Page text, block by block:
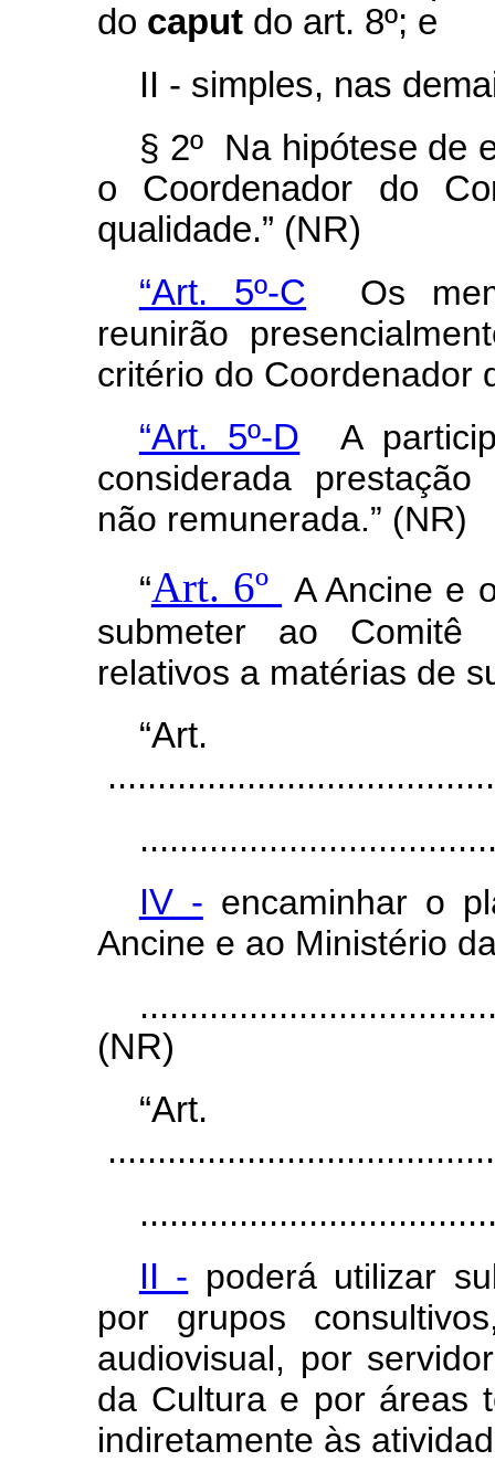
do caput do art. 8º; e
II - simples, nas
§ 2º Na hipótese de
o Coordenador do
qualidade.” (NR)
“Art. 5º-C Os
reunirão
critério do Coordenador
“Art. 5º-D A
considerada
não remunerada.” (NR)
“Art. 6º
A Ancine e
submeter ao Comitê
relativos a matérias de
IV - encaminhar o
Ancine e ao Ministério
(NR)
II - poderá utilizar
por grupos
audiovisual, por
da Cultura e por áreas
indiretamente às